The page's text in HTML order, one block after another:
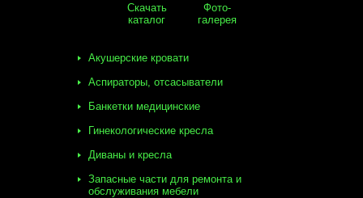
Скачать
каталог
Фото-
галерея
Акушерские кровати
Аспираторы, отсасыватели
Банкетки медицинские
Гинекологические кресла
Диваны и кресла
Запасные части для ремонта и
обслуживания мебели